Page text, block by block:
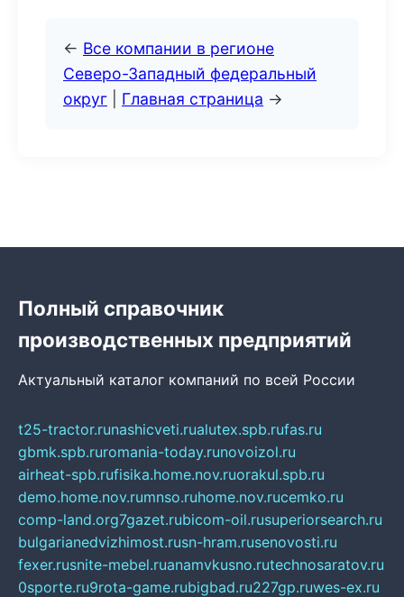
← Все компании в регионе
Северо-Западный федеральный
округ
Главная страница →
Полный справочник
производственных предприятий
Актуальный каталог компаний по всей России
t25-tractor.runashicveti.rualutex.spb.rufas.ru
gbmk.spb.ruromania-today.runovoizol.ru
airheat-spb.rufisika.home.nov.ruorakul.spb.ru
demo.home.nov.rumnso.ruhome.nov.rucemko.ru
comp-land.org7gazet.rubicom-oil.rusuperiorsearch.ru
bulgarianedvizhimost.rusn-hram.rusenovosti.ru
fexer.rusnite-mebel.ruanamvkusno.rutechnosaratov.ru
0sporte.ru9rota-game.rubigbad.ru227gp.ruwes-ex.ru